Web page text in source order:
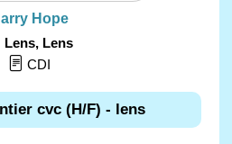
Hope
Lens, Lens
CDI
cvc (H/F) - lens